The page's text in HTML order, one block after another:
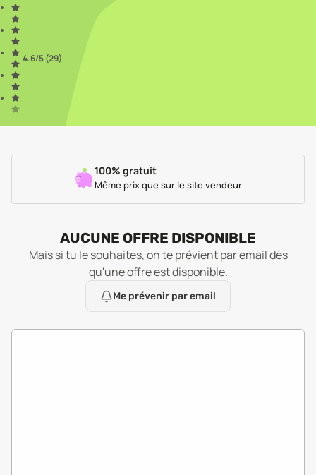
4.6/5 (29)
100% gratuit
Même prix que sur le site vendeur
AUCUNE OFFRE DISPONIBLE
Mais si tu le souhaites, on te prévient par email dès
qu'une offre est disponible.
Me prévenir par email